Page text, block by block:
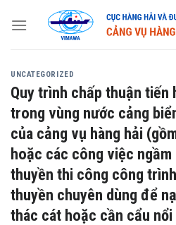
UNCATEGORIZED
Quy trình chấp thuận tiến
trong vùng nước cảng
của cảng vụ hàng hải
hoặc các công việc
thuyền thi công công
thuyền chuyên dùng để
thác cát hoặc cần cẩu